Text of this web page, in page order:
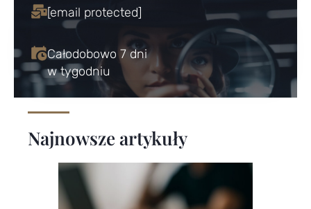
[email protected]
Całodobowo 7 dni
w tygodniu
Najnowsze artykuły